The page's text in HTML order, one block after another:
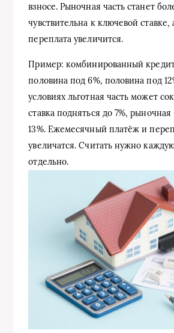
взносе. Рыночная часть станет
чувствительна к ключевой ставке,
переплата увеличится.
Пример: комбинированный
половина под 6%, половина под
условиях льготная часть может
ставка подняться до 7%,
13%. Ежемесячный платёж и
увеличатся. Считать нужно
отдельно.